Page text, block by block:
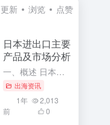
更新 浏览 点赞
日本进出口主要
产品及市场分析
一、概述 日本作为世界上经济实力雄厚的国家之一，其对外贸易活动十分活跃。通过深入了解日本进出口的主要产品及市场分析，可以更全面地掌握日本的经济发展趋势和国际贸易格局。本文将针对日本进出口的主要产品进行...
出海资讯
1年
前
2,013
0